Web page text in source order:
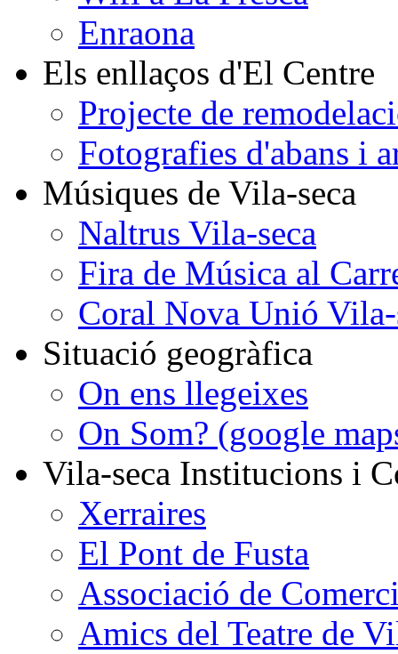
Enraona
Els enllaços d'El Centre
Projecte de
Fotografies d'abans i
Músiques de Vila-seca
Naltrus Vila-seca
Fira de Música al
Coral Nova Unió Vila-
Situació geogràfica
On ens llegeixes
On Som? (google
Vila-seca Institucions i
Xerraires
El Pont de Fusta
Associació de
Amics del Teatre de